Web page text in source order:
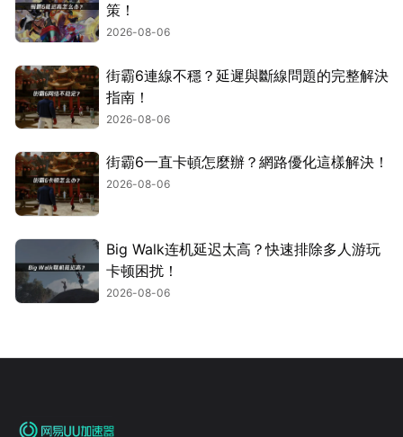
策！
2026-08-06
街霸6連線不穩？延遲與斷線問題的完整解決
指南！
2026-08-06
街霸6一直卡頓怎麼辦？網路優化這樣解決！
2026-08-06
Big Walk连机延迟太高？快速排除多人游玩
卡顿困扰！
2026-08-06